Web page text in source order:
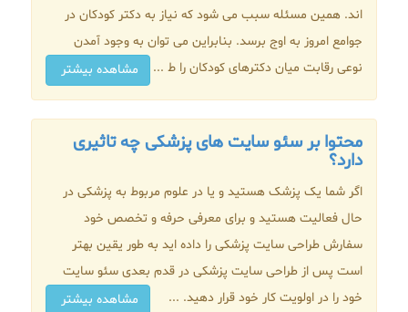
اند. همین مسئله سبب می شود که نیاز به دکتر کودکان در
جوامع امروز به اوج برسد. بنابراین می توان به وجود آمدن
نوعی رقابت میان دکترهای کودکان را ط ...
مشاهده بیشتر
محتوا بر سئو سایت های پزشکی چه تاثیری
دارد؟
اگر شما یک پزشک هستید و یا در علوم مربوط به پزشکی در
حال فعالیت هستید و برای معرفی حرفه و تخصص خود
سفارش طراحی سایت پزشکی را داده اید به طور یقین بهتر
است پس از طراحی سایت پزشکی در قدم بعدی سئو سایت
خود را در اولویت کار خود قرار دهید. ...
مشاهده بیشتر